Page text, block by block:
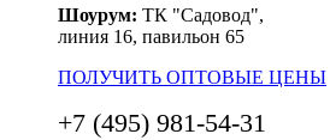
Шоурум: ТК "Садовод",
линия 16, павильон 65
ПОЛУЧИТЬ ОПТОВЫЕ ЦЕНЫ
+7 (495) 981-54-31